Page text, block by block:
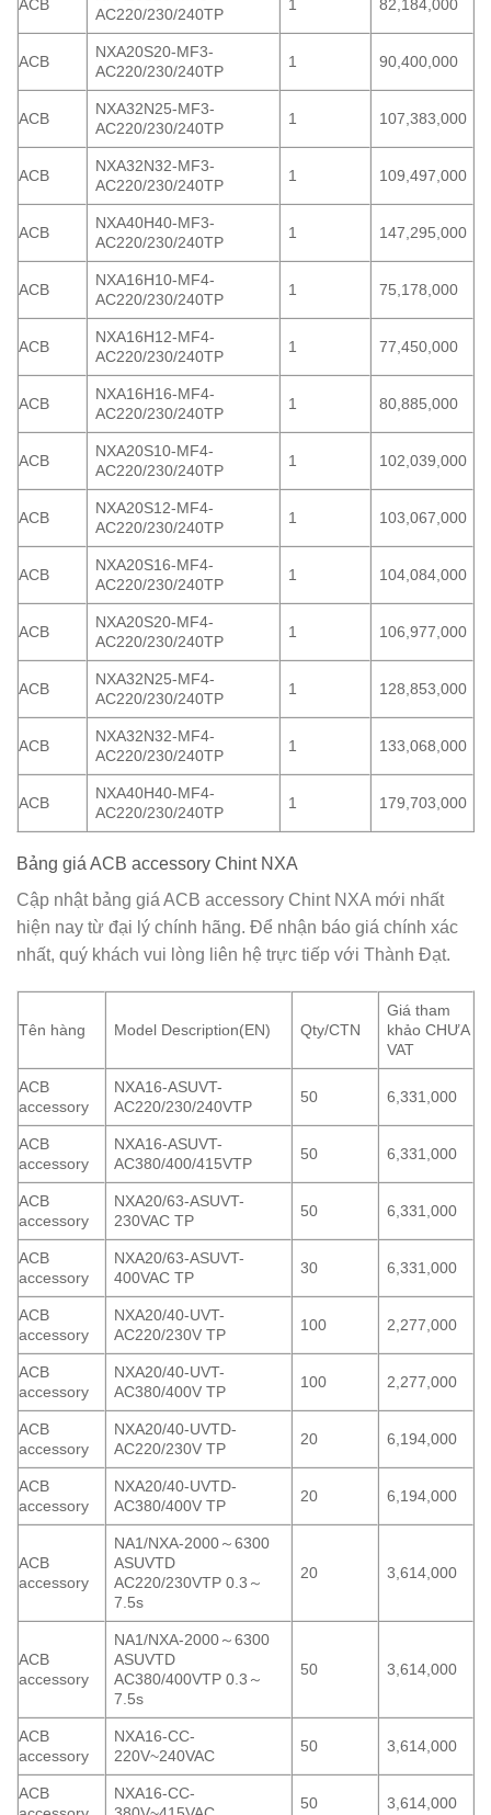
ACB
AC220/230/240TP
1 82,184,000
ACB
NXA20S20-MF3-
AC220/230/240TP
1 90,400,000
ACB
NXA32N25-MF3-
AC220/230/240TP
1 107,383,000
ACB
NXA32N32-MF3-
AC220/230/240TP
1 109,497,000
ACB
NXA40H40-MF3-
AC220/230/240TP
1 147,295,000
ACB
NXA16H10-MF4-
AC220/230/240TP
1 75,178,000
ACB
NXA16H12-MF4-
AC220/230/240TP
1 77,450,000
ACB
NXA16H16-MF4-
AC220/230/240TP
1 80,885,000
ACB
NXA20S10-MF4-
AC220/230/240TP
1 102,039,000
ACB
NXA20S12-MF4-
AC220/230/240TP
1 103,067,000
ACB
NXA20S16-MF4-
AC220/230/240TP
1 104,084,000
ACB
NXA20S20-MF4-
AC220/230/240TP
1 106,977,000
ACB
NXA32N25-MF4-
AC220/230/240TP
1 128,853,000
ACB
NXA32N32-MF4-
AC220/230/240TP
1 133,068,000
ACB
NXA40H40-MF4-
AC220/230/240TP
1 179,703,000
Bảng giá ACB accessory Chint NXA
Cập nhật bảng giá ACB accessory Chint NXA mới nhất
hiện nay từ đại lý chính hãng. Để nhận báo giá chính xác
nhất, quý khách vui lòng liên hệ trực tiếp với Thành Đạt.
Tên hàng Model Description(EN) Qty/CTN
Giá tham
khảo CHƯA
VAT
ACB
accessory
NXA16-ASUVT-
AC220/230/240VTP
50 6,331,000
ACB
accessory
NXA16-ASUVT-
AC380/400/415VTP
50 6,331,000
ACB
accessory
NXA20/63-ASUVT-
230VAC TP
50 6,331,000
ACB
accessory
NXA20/63-ASUVT-
400VAC TP
30 6,331,000
ACB
accessory
NXA20/40-UVT-
AC220/230V TP
100 2,277,000
ACB
accessory
NXA20/40-UVT-
AC380/400V TP
100 2,277,000
ACB
accessory
NXA20/40-UVTD-
AC220/230V TP
20 6,194,000
ACB
accessory
NXA20/40-UVTD-
AC380/400V TP
20 6,194,000
ACB
accessory
NA1/NXA-2000～6300
ASUVTD
AC220/230VTP 0.3～
7.5s
20 3,614,000
ACB
accessory
NA1/NXA-2000～6300
ASUVTD
AC380/400VTP 0.3～
7.5s
50 3,614,000
ACB
accessory
NXA16-CC-
220V~240VAC
50 3,614,000
ACB
NXA16-CC-
50 3,614,000